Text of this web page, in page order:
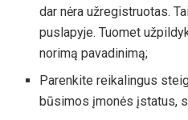
dar nėra užregistruotas.
puslapyje. Tuomet
norimą pavadinimą;
Parenkite reikalingus
būsimos įmonės įstatus,